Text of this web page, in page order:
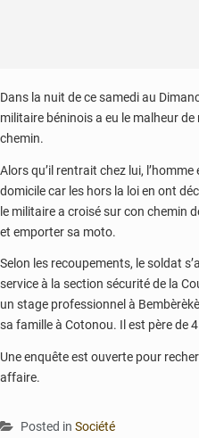
Dans la nuit de ce samedi au
militaire béninois a eu le malheur
chemin.
Alors qu’il rentrait chez lui,
domicile car les hors la loi en ont
le militaire a croisé sur con chemin
et emporter sa moto.
Selon les recoupements, le soldat
service à la section sécurité de la
un stage professionnel à
sa famille à Cotonou. Il est père de
Une enquête est ouverte pour
affaire.
Posted in Société